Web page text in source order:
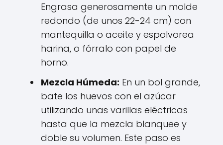
Engrasa generosamente un molde
redondo (de unos 22-24 cm) con
mantequilla o aceite y espolvorea
harina, o fórralo con papel de
horno.
Mezcla Húmeda: En un bol grande,
bate los huevos con el azúcar
utilizando unas varillas eléctricas
hasta que la mezcla blanquee y
doble su volumen. Este paso es